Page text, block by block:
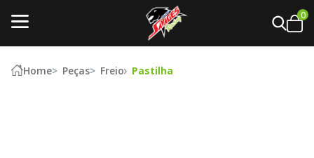
0
Home Peças Freio Pastilha